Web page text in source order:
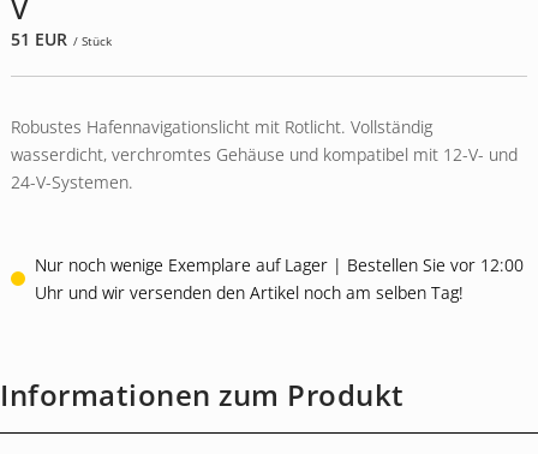
V
51 EUR / Stück
Robustes Hafennavigationslicht mit Rotlicht. Vollständig
wasserdicht, verchromtes Gehäuse und kompatibel mit 12-V- und
24-V-Systemen.
Nur noch wenige Exemplare auf Lager | Bestellen Sie vor 12:00
Uhr und wir versenden den Artikel noch am selben Tag!
Informationen zum Produkt